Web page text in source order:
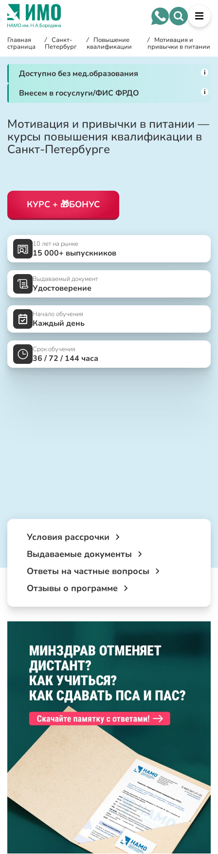
Главная
страница
/ Санкт-
Петербург
/ Повышение
квалификации
/ Мотивация и
привычки в питании
Доступно без мед.образования i
Внесем в госуслуги/ФИС ФРДО i
Мотивация и привычки в питании —
курсы повышения квалификации в
Санкт-Петербурге
КУРС + 🎁БОНУС
10 лет на рынке
15 000+ выпускников
Выдаваемый документ
Удостоверение
Начало обучения
Каждый день
Срок обучения
36 / 72 / 144 часа
Условия рассрочки
Выдаваемые документы
Ответы на частные вопросы
Отзывы о программе